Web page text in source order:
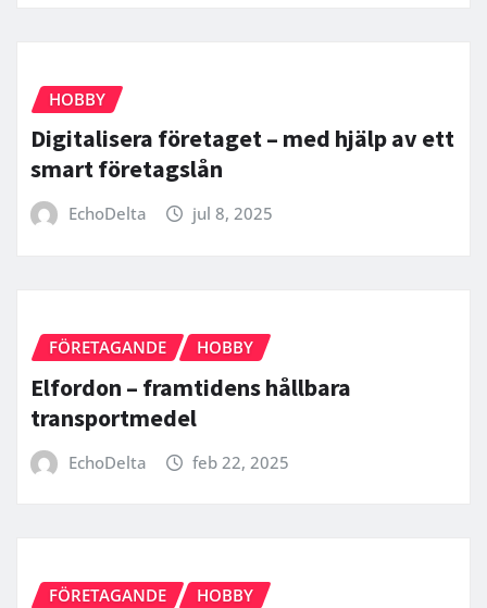
HOBBY
Digitalisera företaget – med hjälp av ett
smart företagslån
EchoDelta jul 8, 2025
FÖRETAGANDE HOBBY
Elfordon – framtidens hållbara
transportmedel
EchoDelta feb 22, 2025
FÖRETAGANDE HOBBY